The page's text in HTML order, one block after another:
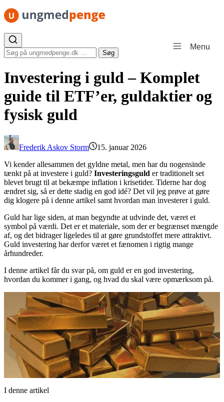
Spring til indhold
Menu
Søg efter: Søg
Investering i guld – Komplet
guide til ETF’er, guldaktier og
fysisk guld
Frederik Askov Storm
15. januar 2026
Vi kender allesammen det gyldne metal, men har du nogensinde
tænkt på at investere i guld? Investeringsguld er traditionelt set
blevet brugt til at bekæmpe inflation i krisetider. Tiderne har dog
ændret sig, så er dette stadig en god idé? Det vil jeg prøve at gøre
dig klogere på i denne artikel samt hvordan man investerer i guld.
Guld har lige siden, at man begyndte at udvinde det, været et
symbol på værdi. Det er et materiale, som der er begrænset mængde
af, og det bidrager ligeledes til at gøre grundstoffet mere attraktivt.
Guld investering har derfor været et fænomen i rigtig mange
århundreder.
I denne artikel får du svar på, om guld er en god investering,
hvordan du kommer i gang, og hvad du skal være opmærksom på.
I denne artikel